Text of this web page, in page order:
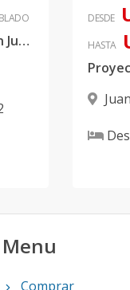
Apartamento amueblado en Juan Dolio
DESDE
HASTA
Menu
Comprar